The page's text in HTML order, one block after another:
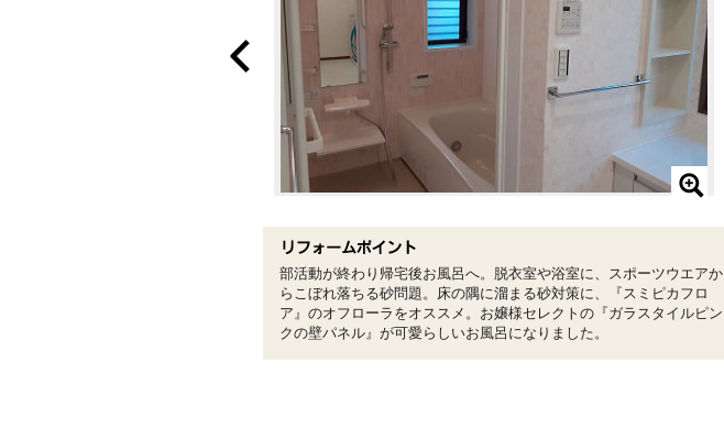
部活動が終わり帰宅後お風呂へ。脱衣室や浴室に、スポーツウエアか
らこぼれ落ちる砂問題。床の隅に溜まる砂対策に、『スミピカフロ
ア』のオフローラをオススメ。お嬢様セレクトの『ガラスタイルピン
クの壁パネル』が可愛らしいお風呂になりました。